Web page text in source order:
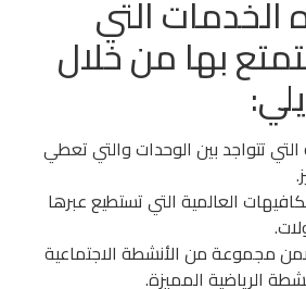
التي
بها من خلال
تتواجد بين الوحدات والتي تعطي
العالمية التي تستطيع عبرها
مجموعة من الأنشطة الاجتماعية
الرياضية المميزة.